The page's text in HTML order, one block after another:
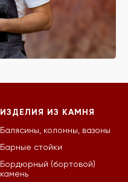
ИЗДЕЛИЯ ИЗ КАМНЯ
Балясины, колонны, вазоны
Барные стойки
Бордюрный (бортовой)
камень